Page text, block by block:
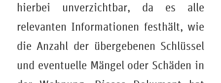
hierbei unverzichtbar, da es alle
relevanten Informationen festhält, wie
die Anzahl der übergebenen Schlüssel
und eventuelle Mängel oder Schäden in